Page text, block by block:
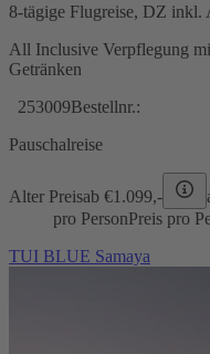
8-tägige Flugreise, DZ inkl.
All Inclusive Verpflegung
Getränken
253009Bestellnr.:
Pauschalreise
Alter Preisab €1.099,-
pro PersonPreis pro
TUI BLUE Samaya